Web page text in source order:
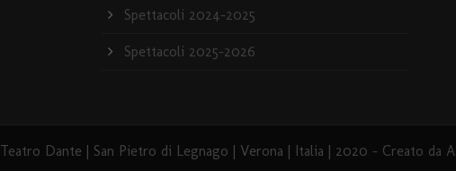
Spettacoli 2024-2025
Spettacoli 2025-2026
Teatro Dante | San Pietro di Legnago | Verona | Italia | 2020 - Creato da